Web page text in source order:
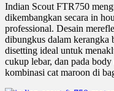
Indian Scout FTR750
dikembangkan secara in
professional. Desain
dibungkus dalam kerangka
disetting ideal untuk
cukup lebar, dan pada
kombinasi cat maroon di